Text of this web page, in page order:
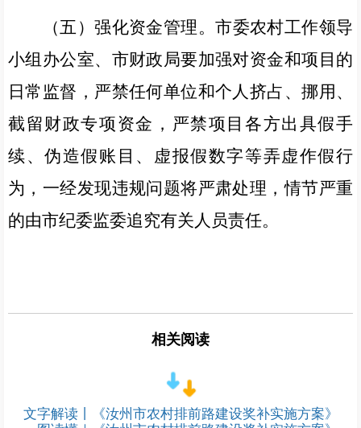
（五）强化资金管理。市委农村工作领导
小组办公室、市财政局要加强对资金和项目的
日常监督，严禁任何单位和个人挤占、挪用、
截留财政专项资金，严禁项目各方出具假手
续、伪造假账目、虚报假数字等弄虚作假行
为，一经发现违规问题将严肃处理，情节严重
的由市纪委监委追究有关人员责任。
相关阅读
文字解读丨《汝州市农村排前路建设奖补实施方案》